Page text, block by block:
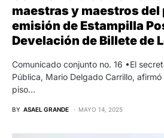
maestras y maestros del
emisión de Estampilla
Develación de Billete de
Comunicado conjunto no. 16 •El
Pública, Mario Delgado Carrillo,
piso…
BY ASAEL GRANDE MAYO 14, 2025